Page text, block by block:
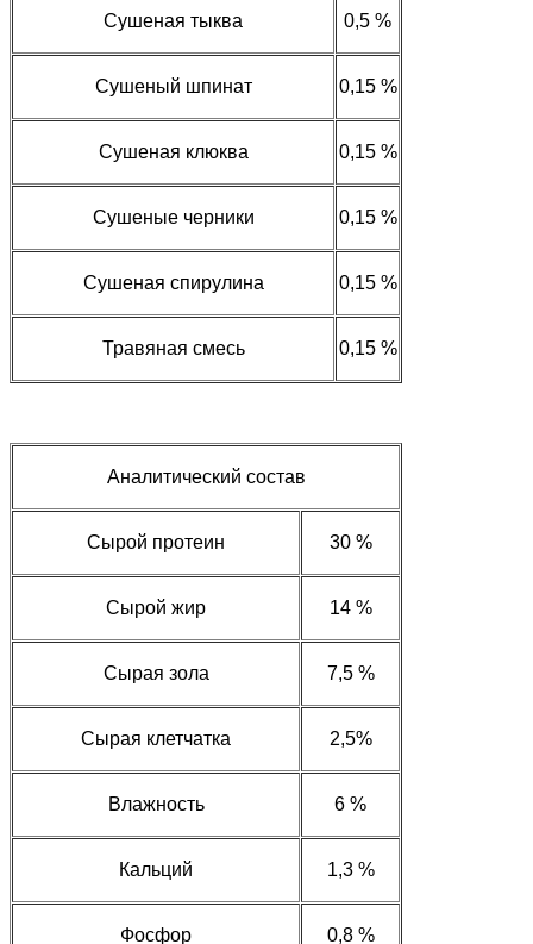
Сушеная тыква 0,5 %
Сушеный шпинат 0,15 %
Сушеная клюква 0,15 %
Сушеные черники 0,15 %
Сушеная спирулина 0,15 %
Травяная смесь 0,15 %
Аналитический состав
Сырой протеин 30 %
Сырой жир 14 %
Сырая зола 7,5 %
Сырая клетчатка 2,5%
Влажность 6 %
Кальций 1,3 %
Фосфор 0,8 %